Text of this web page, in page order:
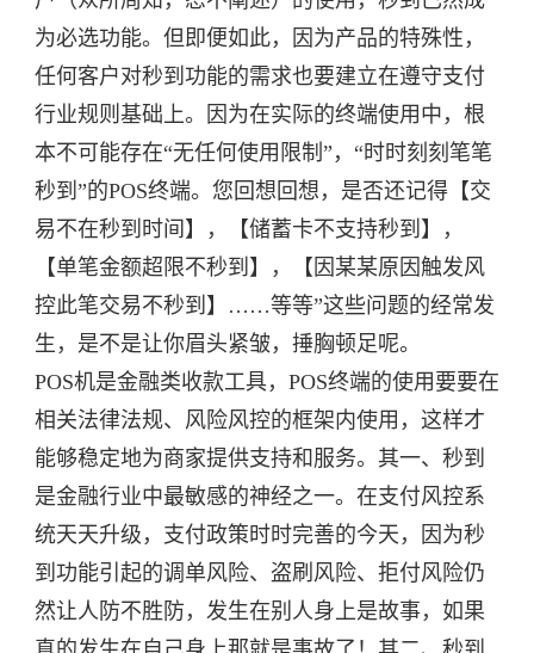
为必选功能。但即便如此，因为产品的特殊性，
任何客户对秒到功能的需求也要建立在遵守支付
行业规则基础上。因为在实际的终端使用中，根
本不可能存在“无任何使用限制”，“时时刻刻笔笔
秒到”的POS终端。您回想回想，是否还记得【交
易不在秒到时间】，【储蓄卡不支持秒到】，
【单笔金额超限不秒到】，【因某某原因触发风
控此笔交易不秒到】……等等”这些问题的经常发
生，是不是让你眉头紧皱，捶胸顿足呢。
POS机是金融类收款工具，POS终端的使用要要在
相关法律法规、风险风控的框架内使用，这样才
能够稳定地为商家提供支持和服务。其一、秒到
是金融行业中最敏感的神经之一。在支付风控系
统天天升级，支付政策时时完善的今天，因为秒
到功能引起的调单风险、盗刷风险、拒付风险仍
然让人防不胜防，发生在别人身上是故事，如果